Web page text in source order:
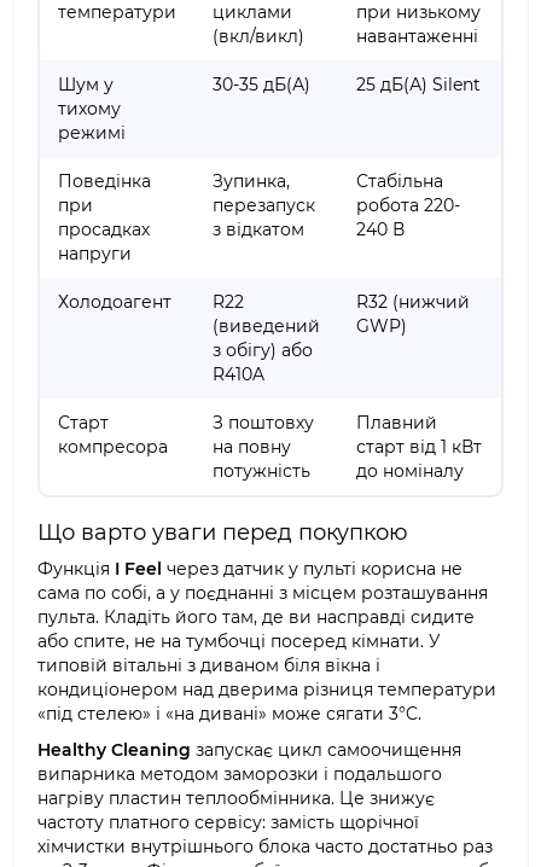
температури
циклами
(вкл/викл)
при низькому
навантаженні
Шум у
тихому
режимі
30-35 дБ(А) 25 дБ(А) Silent
Поведінка
при
просадках
напруги
Зупинка,
перезапуск
з відкатом
Стабільна
робота 220-
240 В
Холодоагент
R22
(виведений
з обігу) або
R410A
R32 (нижчий
GWP)
Старт
компресора
З поштовху
на повну
потужність
Плавний
старт від 1 кВт
до номіналу
Що варто уваги перед покупкою
Функція I Feel через датчик у пульті корисна не
сама по собі, а у поєднанні з місцем розташування
пульта. Кладіть його там, де ви насправді сидите
або спите, не на тумбочці посеред кімнати. У
типовій вітальні з диваном біля вікна і
кондиціонером над дверима різниця температури
«під стелею» і «на дивані» може сягати 3°C.
Healthy Cleaning запускає цикл самоочищення
випарника методом заморозки і подальшого
нагріву пластин теплообмінника. Це знижує
частоту платного сервісу: замість щорічної
хімчистки внутрішнього блока часто достатньо раз